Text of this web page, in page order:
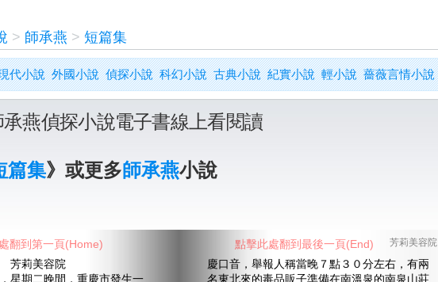
> 師承燕 > 短篇集
代小說 外國小說 偵探小說 科幻小說 古典小說 紀實小說 輕小說 薔薇言情小說
承燕偵探小說電子書線上看閱讀
篇集》或更多師承燕小說
芳莉美容院
容院
慶口音，舉報人稱當晚７點３０分左右，有兩
翻到第一頁(Home) 點擊此處翻到最後一頁(End)